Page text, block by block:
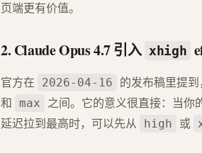
页端更有价值。
2. Claude Opus 4.7 引入 xhigh
官方在 2026-04-16 的发布稿里提
和 max
之间。它的意义很直接：当你
延迟拉到最高时，可以先从
high 或